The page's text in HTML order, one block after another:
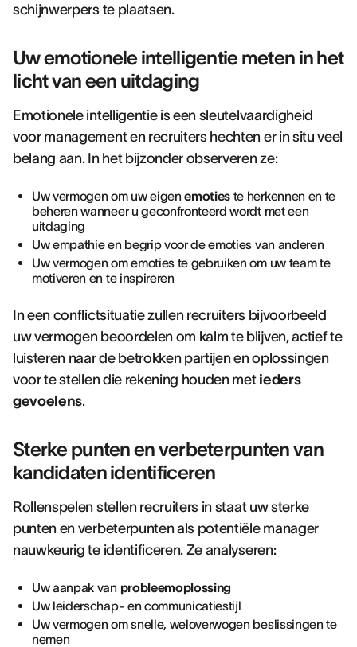
schijnwerpers te plaatsen.
Uw emotionele intelligentie meten in het
licht van een uitdaging
Emotionele intelligentie is een sleutelvaardigheid
voor management en recruiters hechten er in situ veel
belang aan. In het bijzonder observeren ze:
Uw vermogen om uw eigenemoties te herkennen en te
beheren wanneer u geconfronteerd wordt met een
uitdaging
Uw empathie en begrip voor de emoties van anderen
Uw vermogen om emoties te gebruiken om uw team te
motiveren en te inspireren
In een conflictsituatie zullen recruiters bijvoorbeeld
uw vermogen beoordelen om kalm te blijven, actief te
luisteren naar de betrokken partijen en oplossingen
voor te stellen die rekening houden met ieders
gevoelens.
Sterke punten en verbeterpunten van
kandidaten identificeren
Rollenspelen stellen recruiters in staat uw sterke
punten en verbeterpunten als potentiële manager
nauwkeurig te identificeren. Ze analyseren:
Uw aanpak van probleemoplossing
Uw leiderschap- en communicatiestijl
Uw vermogen om snelle, weloverwogen beslissingen te
nemen